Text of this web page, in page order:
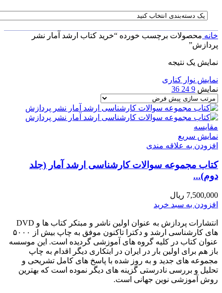
خانه محصولات برچسب خورده “خرید کتاب ارشد آمار نشر
پردازش”
نمایش یک نتیجه
نمایش نوار کناری
نمایش 9
24
36
مقايسه
نمایش سریع
افزودن به علاقه مندی
کتاب مجموعه سوالات کارشناسی ارشد آمار (جلد
دوم)...
7,500,000 ریال
افزودن به سبد خرید
انتشارات پردازش به عنوان اولین ناشر و مبتکر کتاب ها و DVD
های کارشناسی ارشد و دکترا تاکنون موفق به چاپ بیش از ۵۰۰۰
عنوان کتاب در کلیه گروه های آموزشی گردیده است. این موسسه
باز هم برای اولین بار در ایران در ابتکاری دیگر اقدام به چاپ
مجموعه های جدید و به روز شده با پاسخ های کامل تشریحی و
تحلیل و بررسی نادرستی گزینه های دیگر نموده است که بهترین
روش آموزشی نوین جهانی است.